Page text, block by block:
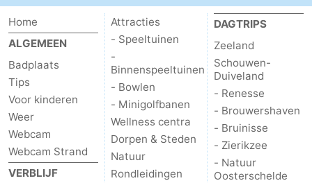
Home
ALGEMEEN
Badplaats
Tips
Voor kinderen
Weer
Webcam
Webcam Strand
VERBLIJF
Attracties
- Speeltuinen
-
Binnenspeeltuinen
- Bowlen
- Minigolfbanen
Wellness centra
Dorpen & Steden
Natuur
Rondleidingen
DAGTRIPS
Zeeland
Schouwen-
Duiveland
- Renesse
- Brouwershaven
- Bruinisse
- Zierikzee
- Natuur
Oosterschelde